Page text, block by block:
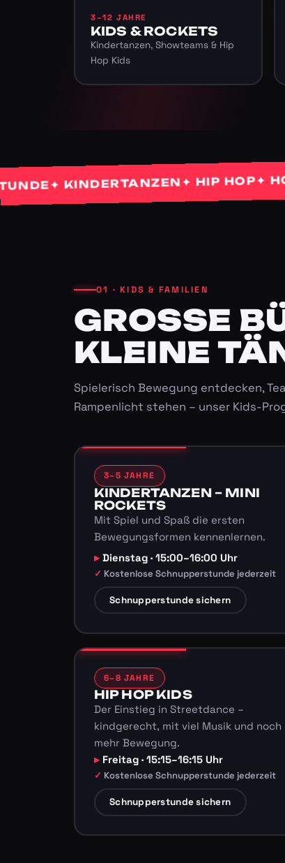
3–12 JAHRE
KIDS & ROCKETS
Kindertanzen, Showteams & Hip
Hop Kids
✦ KINDERTANZEN✦ HIP HOP✦
01 · KIDS & FAMILIEN
GROSSE
LEINE
Spielerisch Bewegung entdecken,
Rampenlicht stehen – unser Kids-
3–5 JAHRE
KINDERTANZEN – MINI
ROCKETS
Mit Spiel und Spaß die ersten
Bewegungsformen kennenlernen.
Dienstag · 15:00–16:00 Uhr
Kostenlose Schnupperstunde jederzeit
Schnupperstunde sichern
6–8 JAHRE
HIP HOP KIDS
Der Einstieg in Streetdance –
kindgerecht, mit viel Musik und noch
mehr Bewegung.
Freitag · 15:15–16:15 Uhr
Kostenlose Schnupperstunde jederzeit
Schnupperstunde sichern